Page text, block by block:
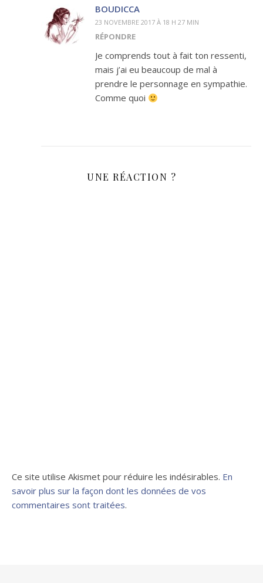
BOUDICCA
23 NOVEMBRE 2017 À 18 H 27 MIN
RÉPONDRE
Je comprends tout à fait ton ressenti,
mais j’ai eu beaucoup de mal à
prendre le personnage en sympathie.
Comme quoi
UNE RÉACTION ?
Ce site utilise Akismet pour réduire les indésirables. En
savoir plus sur la façon dont les données de vos
commentaires sont traitées.